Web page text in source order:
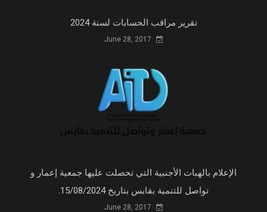
تقرير مراقب الحسابات لسنة 2024
June 28, 2017
الإعلام بالهبات الأجنبية التي تحصلت عليها جمعية إعمار و
تواصل للتنمية بقابس بتاريخ 15/08/2024.
June 28, 2017